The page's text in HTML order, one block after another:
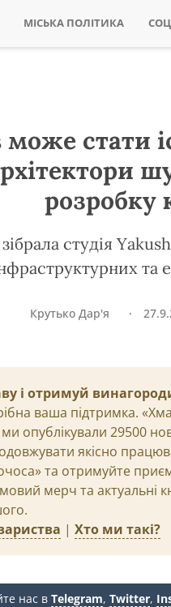
МІСЬКА ПОЛІТИКА
може стати
розробку
студія
та
Крутько Дар'я ·
і отримуй
ваша підтримка.
ми опублікували 29500
якісно
та отримуйте
мерч та актуальні
| Хто ми такі?
нас в Telegram, Twitter,